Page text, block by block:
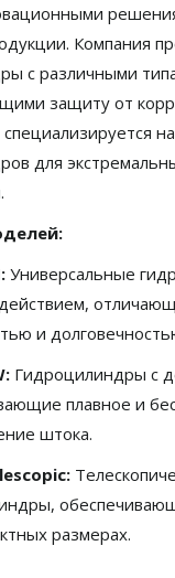
Компания
с различными
защиту от
специализируется
для
Универсальные
и
Гидроцилиндры с
плавное и
штока.
размерах.